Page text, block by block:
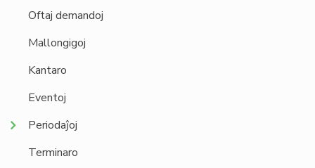
Oftaj demandoj
Mallongigoj
Kantaro
Eventoj
Periodaĵoj
Terminaro